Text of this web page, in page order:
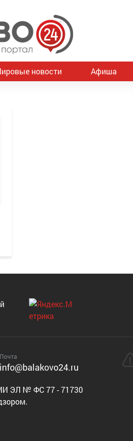
новости Афиша
Почта
info@balakovo24.ru
ЭЛ № ФС 77 - 71730